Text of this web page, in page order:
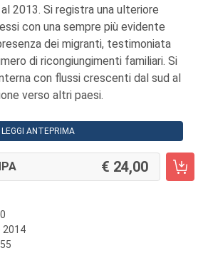
2013. Si registra una ulteriore
con una sempre più evidente
dei migranti, testimoniata
di ricongiungimenti familiari. Si
con flussi crescenti dal sud al
verso altri paesi.
LEGGI ANTEPRIMA
24,00
2014